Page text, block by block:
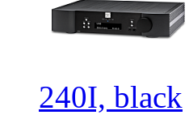
240I, black